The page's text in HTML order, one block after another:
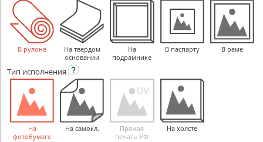
В рулоне
На твердом
основании
На
подрамнике
В паспарту В раме
Тип исполнения
На
фотобумаге
На самокл.
Прямая
печать УФ
На холсте